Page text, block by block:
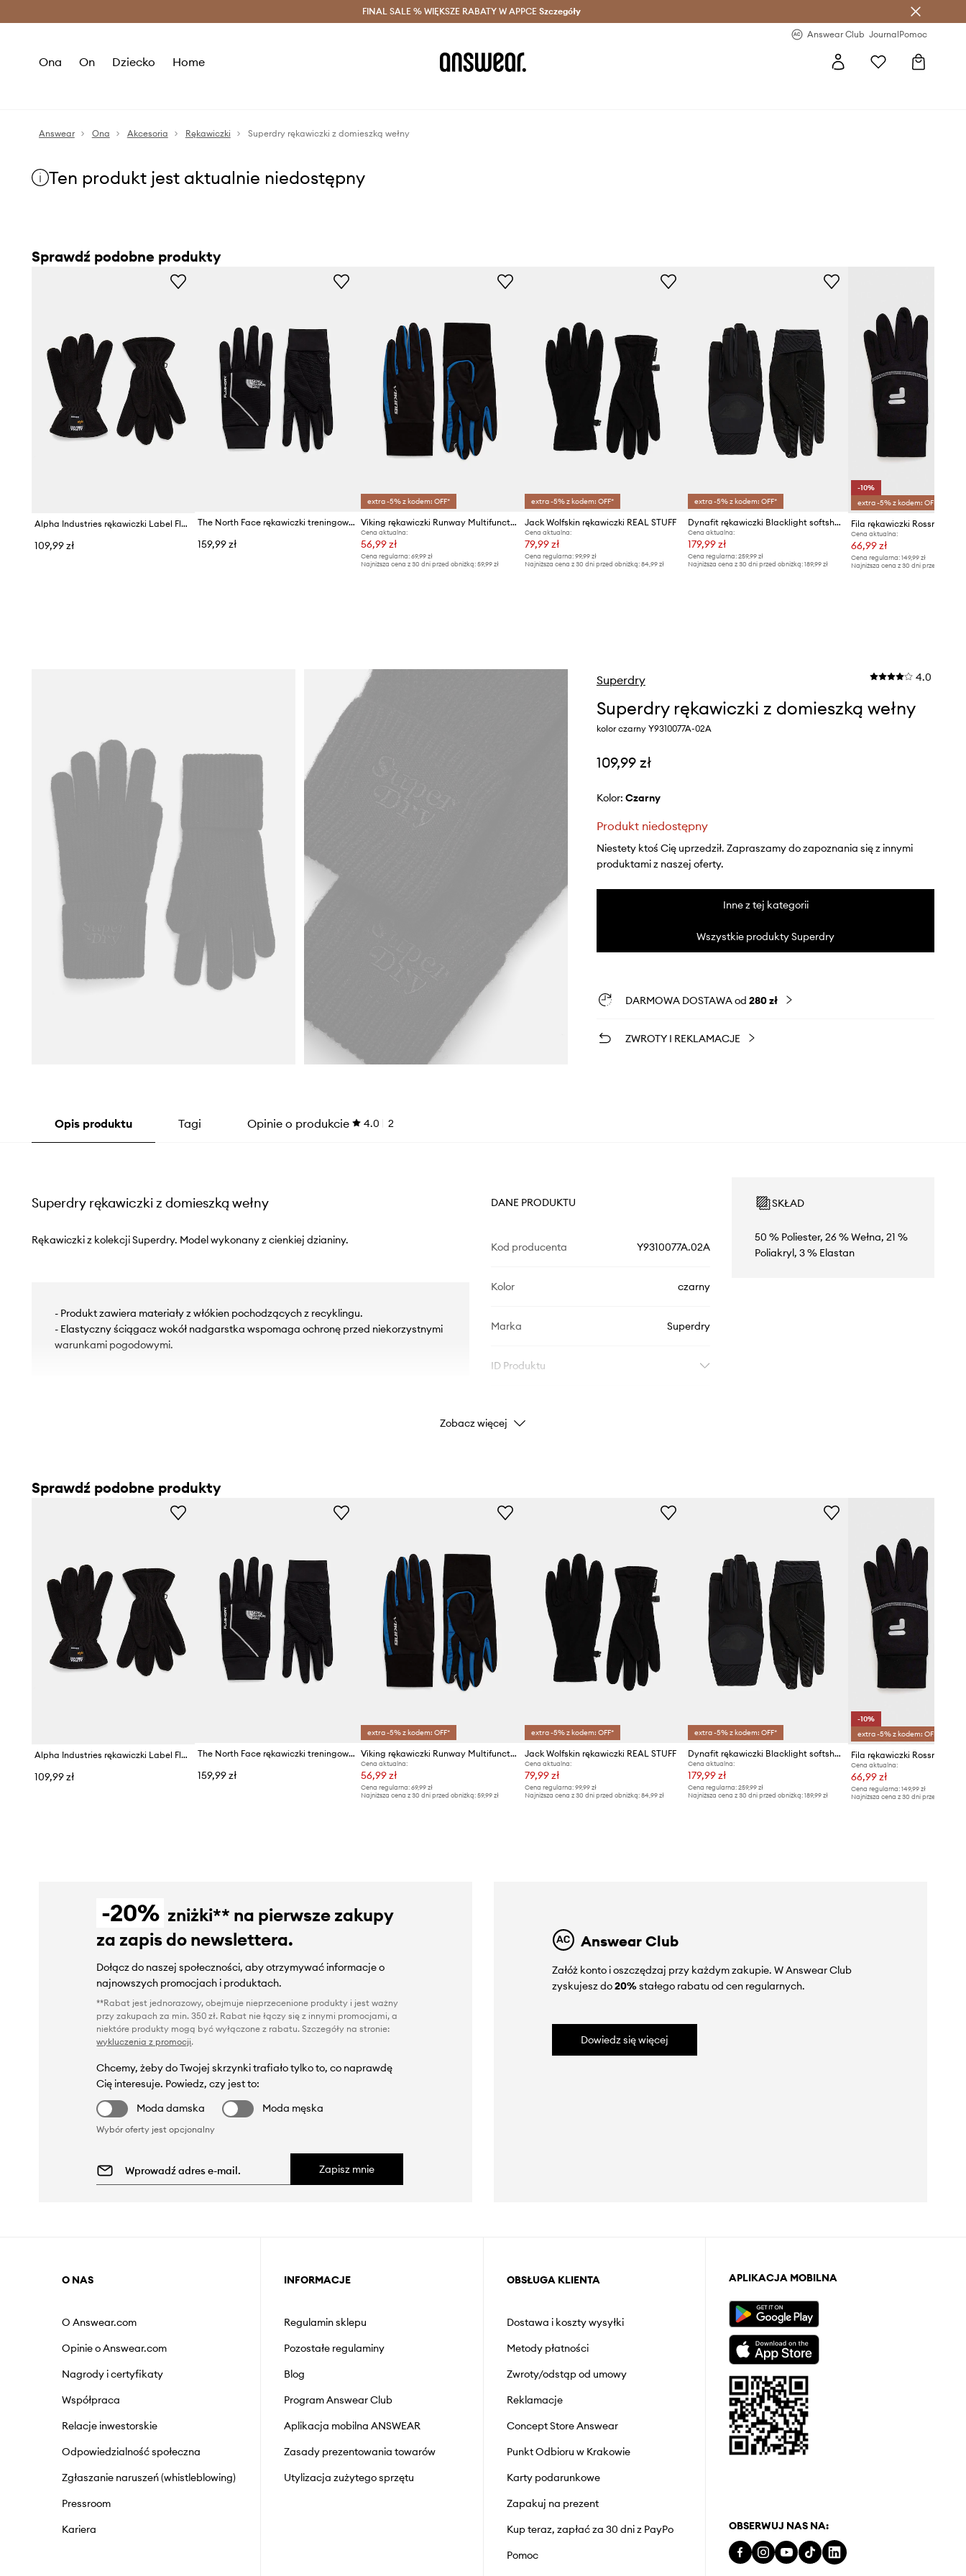
Oszczędzaj z Answear Club > Dostawa nawet w 24h >
FINAL SALE % WIĘKSZE RABATY W APPCE Szczegóły
Answear Club JournalPomoc
Ona On Dziecko Home
Answear Ona Akcesoria Rękawiczki Superdry rękawiczki z domieszką wełny
Ten produkt jest aktualnie niedostępny
Sprawdź podobne produkty
Alpha Industries rękawiczki Label Fleece
109,99 zł
The North Face rękawiczki treningowe FLEX
159,99 zł
extra -5% z kodem: OFF*
Viking rękawiczki Runway Multifunction
Cena aktualna:
56,99 zł
Cena regularna: 69,99 zł
Najniższa cena z 30 dni przed obniżką: 59,99 zł
extra -5% z kodem: OFF*
Jack Wolfskin rękawiczki REAL STUFF
Cena aktualna:
79,99 zł
Cena regularna: 99,99 zł
Najniższa cena z 30 dni przed obniżką: 84,99 zł
extra -5% z kodem: OFF*
Dynafit rękawiczki Blacklight softshell
Cena aktualna:
179,99 zł
Cena regularna:259,99 zł
Najniższa cena z 30 dni przed obniżką:189,99 zł
-10%
extra -5% z kodem: OFF*
Fila rękawiczki Rossmoor
Cena aktualna:
66,99 zł
Cena regularna: 149,99 zł
Najniższa cena z 30 dni przed obniżką:
Superdry 4.0
Superdry rękawiczki z domieszką wełny
kolor czarny Y9310077A-02A
109,99 zł
Kolor: czarny
Produkt niedostępny
Niestety ktoś Cię uprzedził. Zapraszamy do zapoznania się z innymi
produktami z naszej oferty.
Inne z tej kategorii
Wszystkie produkty Superdry
DARMOWA DOSTAWA od 280 zł
ZWROTY I REKLAMACJE
Opis produktu Tagi Opinie o produkcie 4.0 2
Superdry rękawiczki z domieszką wełny
Rękawiczki z kolekcji Superdry. Model wykonany z cienkiej dzianiny.
- Produkt zawiera materiały z włókien pochodzących z recyklingu.
- Elastyczny ściągacz wokół nadgarstka wspomaga ochronę przed niekorzystnymi
warunkami pogodowymi.
DANE PRODUKTU
Kod producenta Y9310077A.02A
Kolor czarny
Marka Superdry
ID Produktu
SKŁAD
50 % Poliester, 26 % Wełna, 21 %
Poliakryl, 3 % Elastan
Zobacz więcej
Sprawdź podobne produkty
Alpha Industries rękawiczki Label Fleece
109,99 zł
The North Face rękawiczki treningowe FLEX
159,99 zł
extra -5% z kodem: OFF*
Viking rękawiczki Runway Multifunction
Cena aktualna:
56,99 zł
Cena regularna: 69,99 zł
Najniższa cena z 30 dni przed obniżką: 59,99 zł
extra -5% z kodem: OFF*
Jack Wolfskin rękawiczki REAL STUFF
Cena aktualna:
79,99 zł
Cena regularna: 99,99 zł
Najniższa cena z 30 dni przed obniżką: 84,99 zł
extra -5% z kodem: OFF*
Dynafit rękawiczki Blacklight softshell
Cena aktualna:
179,99 zł
Cena regularna:259,99 zł
Najniższa cena z 30 dni przed obniżką:189,99 zł
-10%
extra -5% z kodem: OFF*
Fila rękawiczki Rossmoor
Cena aktualna:
66,99 zł
Cena regularna: 149,99 zł
Najniższa cena z 30 dni przed obniżką:
-20% zniżki** na pierwsze zakupy
za zapis do newslettera.
Dołącz do naszej społeczności, aby otrzymywać informacje o
najnowszych promocjach i produktach.
**Rabat jest jednorazowy, obejmuje nieprzecenione produkty i jest ważny
przy zakupach za min. 350 zł. Rabat nie łączy się z innymi promocjami, a
niektóre produkty mogą być wyłączone z rabatu. Szczegóły na stronie:
wykluczenia z promocji.
Chcemy, żeby do Twojej skrzynki trafiało tylko to, co naprawdę
Cię interesuje. Powiedz, czy jest to:
Moda damska
Moda męska
Wybór oferty jest opcjonalny
Zapisz mnie
Answear Club
Załóż konto i oszczędzaj przy każdym zakupie. W Answear Club
zyskujesz do20%stałego rabatu od cen regularnych.
Dowiedz się więcej
O NAS
O Answear.com
Opinie o Answear.com
Nagrody i certyfikaty
Współpraca
Relacje inwestorskie
Odpowiedzialność społeczna
Zgłaszanie naruszeń (whistleblowing)
Pressroom
Kariera
INFORMACJE
Regulamin sklepu
Pozostałe regulaminy
Blog
Program Answear Club
Aplikacja mobilna ANSWEAR
Zasady prezentowania towarów
Utylizacja zużytego sprzętu
OBSŁUGA KLIENTA
Dostawa i koszty wysyłki
Metody płatności
Zwroty/odstąp od umowy
Reklamacje
Concept Store Answear
Punkt Odbioru w Krakowie
Karty podarunkowe
Zapakuj na prezent
Kup teraz, zapłać za 30 dni z PayPo
Pomoc
APLIKACJA MOBILNA
OBSERWUJ NAS NA: